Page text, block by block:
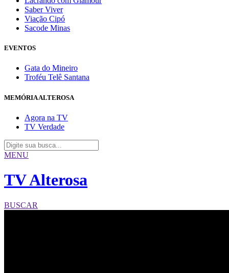
Saber Viver
Viação Cipó
Sacode Minas
EVENTOS
Gata do Mineiro
Troféu Telê Santana
MEMÓRIA ALTEROSA
Agora na TV
TV Verdade
MENU
TV Alterosa
BUSCAR